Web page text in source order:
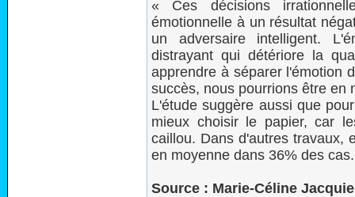
« Ces décisions
émotionnelle à un résultat
un adversaire intelligent.
distrayant qui détériore la
apprendre à séparer l'émotion
succès, nous pourrions être en
L'étude suggère aussi que
mieux choisir le papier, car
caillou. Dans d'autres travaux,
en moyenne dans 36% des cas.
Source : Marie-Céline